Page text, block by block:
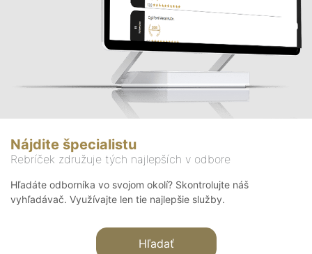
Nájdite špecialistu
Rebríček združuje tých najlepších v odbore
Hľadáte odborníka vo svojom okolí? Skontrolujte náš
vyhľadávač. Využívajte len tie najlepšie služby.
Hľadať